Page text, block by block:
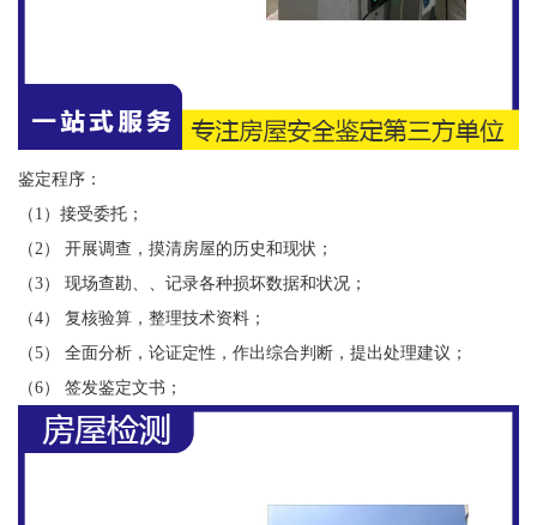
鉴定程序：
（1）接受委托；
（2） 开展调查，摸清房屋的历史和现状；
（3） 现场查勘、、记录各种损坏数据和状况；
（4） 复核验算，整理技术资料；
（5） 全面分析，论证定性，作出综合判断，提出处理建议；
（6） 签发鉴定文书；